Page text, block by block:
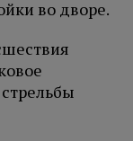
во дворе.